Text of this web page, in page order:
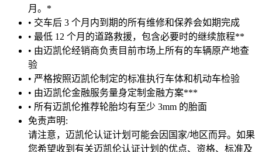
月。*
• 交车后 3 个月内到期的所有维修和保养会如期完成
• 最低 12 个月的道路救援，包含必要时的继续旅程**
• 由迈凯伦经销商负责目前市场上所有的车辆原产地查
验
• 严格按照迈凯伦制定的标准执行车体和机动车检验
• 由迈凯伦金融服务量身定制金融方案***
• 所有迈凯伦推荐轮胎均有至少 3mm 的胎面
免责声明:
请注意，迈凯伦认证计划可能会因国家/地区而异。如果
您希望收到有关迈凯伦认证计划的优点、资格、标准及